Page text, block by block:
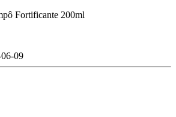
Fortificante 200ml
09